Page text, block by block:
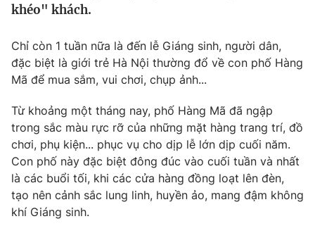
Tin tức
Câu chuyện quốc tế
Tài chính
Thị trường
Góc doanh nghiệp
Dữ liệu và đời sống
Truyền hình
Phim VTV
Hậu trường
Nhân vật
Khán giả
Giải trí
Điện ảnh
Âm nhạc
Đời sống
Du lịch
khéo" khách.
Chỉ còn 1 tuần nữa là đến lễ Giáng sinh, người dân,
đặc biệt là giới trẻ Hà Nội thường đổ về con phố Hàng
Mã để mua sắm, vui chơi, chụp ảnh...
Từ khoảng một tháng nay, phố Hàng Mã đã ngập
trong sắc màu rực rỡ của những mặt hàng trang trí, đồ
chơi, phụ kiện... phục vụ cho dịp lễ lớn dịp cuối năm.
Con phố này đặc biệt đông đúc vào cuối tuần và nhất
là các buổi tối, khi các cửa hàng đồng loạt lên đèn,
tạo nên cảnh sắc lung linh, huyền ảo, mang đậm không
khí Giáng sinh.